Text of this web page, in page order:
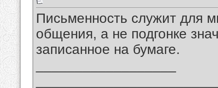
Письменность служит для
общения, а не подгонке
записанное на бумаге.